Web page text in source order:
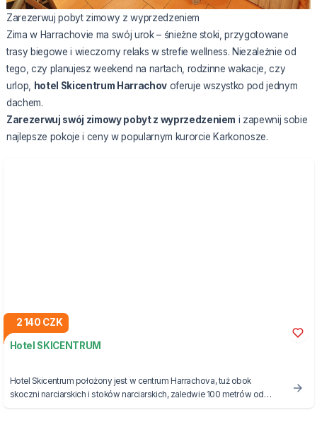
Zarezerwuj pobyt zimowy z wyprzedzeniem
Zima w Harrachovie ma swój urok – śnieżne stoki, przygotowane
trasy biegowe i wieczorny relaks w strefie wellness. Niezależnie od
tego, czy planujesz weekend na nartach, rodzinne wakacje, czy
urlop,
hotel Skicentrum Harrachovoferuje wszystko pod jednym
dachem.
Zarezerwuj swój zimowy pobyt z wyprzedzeniem i zapewnij sobie
najlepsze pokoje i ceny w popularnym kurorcie Karkonosze.
2 140 CZK
Hotel SKICENTRUM
Hotel Skicentrum położony jest w centrum Harrachova, tuż obok
skoczni narciarskich i stoków narciarskich, zaledwie 100 metrów od